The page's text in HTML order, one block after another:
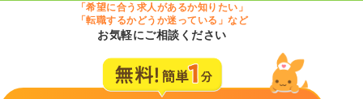
「希望に合う求人があるか知りたい」
「転職するかどうか迷っている」など
お気軽にご相談ください